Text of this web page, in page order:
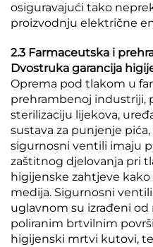
osiguravajući tako
proizvodnju električne
2.3 Farmaceutska i
Dvostruka garancija
Oprema pod tlakom u
prehrambenoj industriji,
sterilizaciju lijekova,
sustava za punjenje
sigurnosni ventili imaju
zaštitnog djelovanja pri
higijenske zahtjeve kako
medija. Sigurnosni
uglavnom su izrađeni od
poliranim brtvilnim
higijenski mrtvi kutovi,